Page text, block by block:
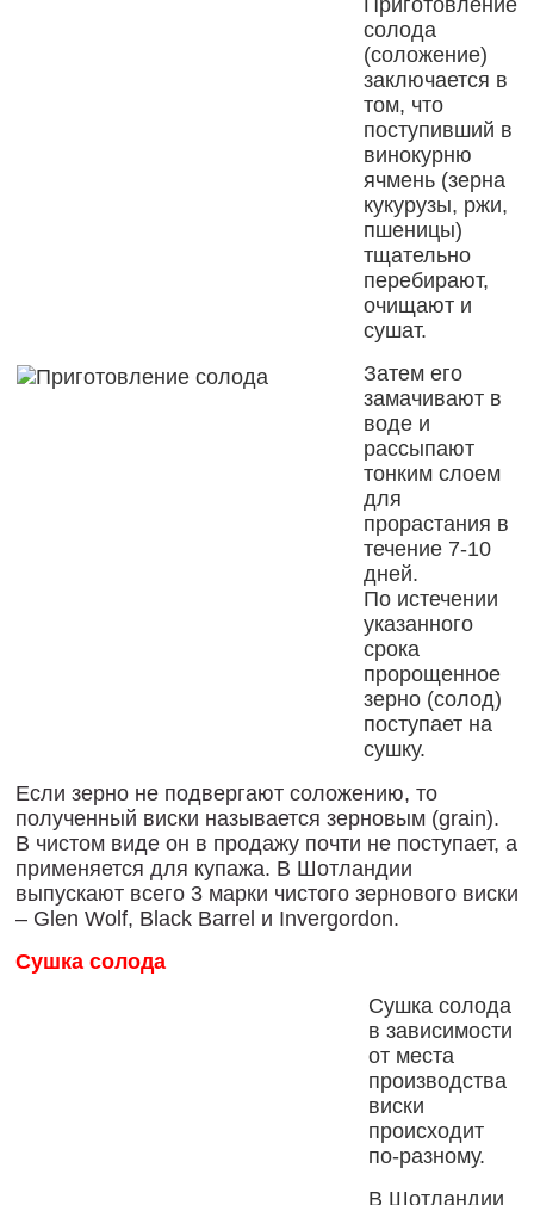
Приготовление
солода
(соложение)
заключается в
том, что
поступивший в
винокурню
ячмень (зерна
кукурузы, ржи,
пшеницы)
тщательно
перебирают,
очищают и
сушат.
Затем его
замачивают в
воде и
рассыпают
тонким слоем
для
прорастания в
течение 7-10
дней.
По истечении
указанного
срока
пророщенное
зерно (солод)
поступает на
сушку.
Если зерно не подвергают соложению, то
полученный виски называется зерновым (grain).
В чистом виде он в продажу почти не поступает, а
применяется для купажа. В Шотландии
выпускают всего 3 марки чистого зернового виски
– Glen Wolf, Black Barrel и Invergordon.
Сушка солода
Сушка солода
в зависимости
от места
производства
виски
происходит
по-разному.
В Шотландии